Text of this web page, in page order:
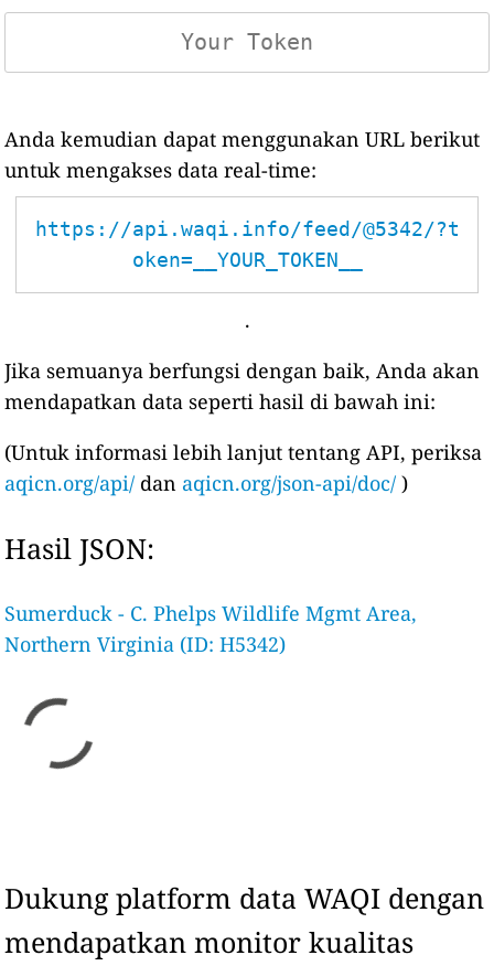
Anda kemudian dapat menggunakan URL berikut
untuk mengakses data real-time:
https://api.waqi.info/feed/@5342/?t
oken=__YOUR_TOKEN__
.
Jika semuanya berfungsi dengan baik, Anda akan
mendapatkan data seperti hasil di bawah ini:
(Untuk informasi lebih lanjut tentang API, periksa
aqicn.org/api/ dan aqicn.org/json-api/doc/ )
Hasil JSON:
Sumerduck - C. Phelps Wildlife Mgmt Area,
Northern Virginia (ID: H5342)
Dukung platform data WAQI dengan
mendapatkan monitor kualitas